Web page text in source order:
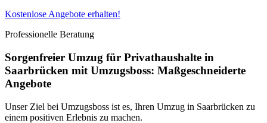
Kostenlose Angebote erhalten!
Professionelle Beratung
Sorgenfreier Umzug für Privathaushalte in
Saarbrücken mit Umzugsboss: Maßgeschneiderte
Angebote
Unser Ziel bei Umzugsboss ist es, Ihren Umzug in Saarbrücken zu
einem positiven Erlebnis zu machen.